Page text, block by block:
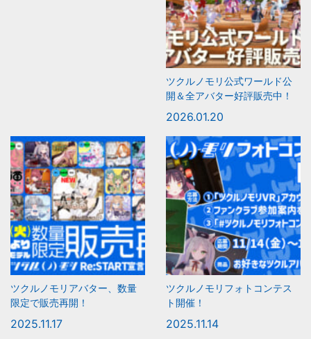
ツクルノモリ公式ワールド公
開＆全アバター好評販売中！
2026.01.20
ツクルノモリアバター、数量
限定で販売再開！
2025.11.17
ツクルノモリフォトコンテス
ト開催！
2025.11.14